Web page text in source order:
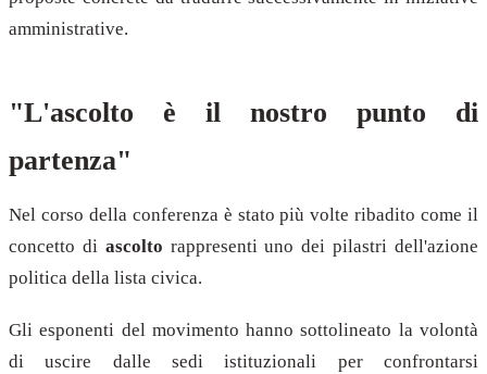
amministrative.
"L'ascolto è il nostro punto di
partenza"
Nel corso della conferenza è stato più volte ribadito come il
concetto di ascolto rappresenti uno dei pilastri dell'azione
politica della lista civica.
Gli esponenti del movimento hanno sottolineato la volontà
di uscire dalle sedi istituzionali per confrontarsi